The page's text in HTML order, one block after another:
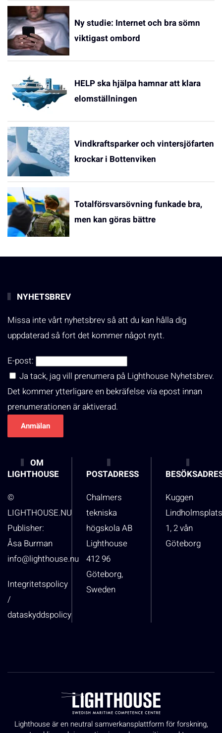
Ny studie: Internet och bra sömn
viktigast ombord
HELP ska hjälpa hamnar att klara
elomställningen
Vindkraftsparker och vintersjöfarten
krockar i Bottenviken
Totalförsvarsövning funkade bra,
men kan göras bättre
NYHETSBREV
Missa inte vårt nyhetsbrev så att du kan hålla dig
uppdaterad så fort det kommer något nytt.
E-post:
Ja tack, jag vill prenumera på Lighthouse Nyhetsbrev.
Det kommer ytterligare en bekräfelse via epost innan
prenumerationen är aktiverad.
OM
LIGHTHOUSE
©
LIGHTHOUSE.NU
Publisher:
Åsa Burman
info@lighthouse.nu
Integritetspolicy
/
dataskyddspolicy
POSTADRESS
Chalmers
tekniska
högskola AB
Lighthouse
412 96
Göteborg,
Sweden
Kuggen
1, 2 vån
Göteborg
Lighthouse är en neutral samverkansplattform för forskning,